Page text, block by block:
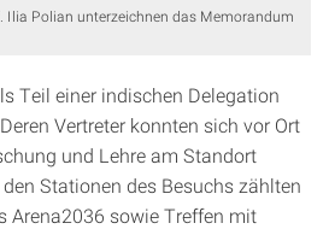
Ilia Polian unterzeichnen das Memorandum
Teil einer indischen Delegation
Vertreter konnten sich vor Ort
und Lehre am Standort
Stationen des Besuchs zählten
Arena2036 sowie Treffen mit